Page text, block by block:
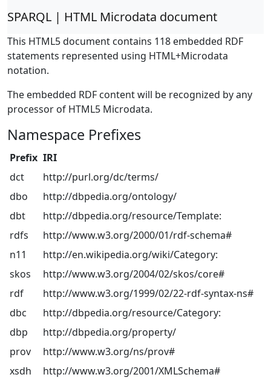
SPARQL | HTML Microdata document
This HTML5 document contains 118 embedded RDF
statements represented using HTML+Microdata
notation.
The embedded RDF content will be recognized by any
processor of HTML5 Microdata.
Namespace Prefixes
Prefix IRI
dct
http://purl.org/dc/terms/
dbo
http://dbpedia.org/ontology/
dbt
http://dbpedia.org/resource/Template:
rdfs
http://www.w3.org/2000/01/rdf-schema#
n11
http://en.wikipedia.org/wiki/Category:
skos
http://www.w3.org/2004/02/skos/core#
rdf
http://www.w3.org/1999/02/22-rdf-syntax-ns#
dbc
http://dbpedia.org/resource/Category:
dbp
http://dbpedia.org/property/
prov
http://www.w3.org/ns/prov#
xsdh
http://www.w3.org/2001/XMLSchema#